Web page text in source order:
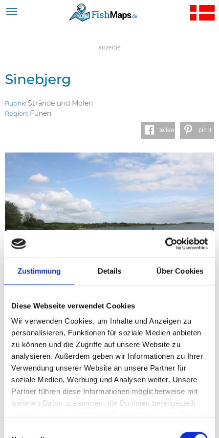
Zustimmung Details Über Cookies
Diese Webseite verwendet Cookies
Wir verwenden Cookies, um Inhalte und Anzeigen zu
personalisieren, Funktionen für soziale Medien anbieten
zu können und die Zugriffe auf unsere Website zu
analysieren. Außerdem geben wir Informationen zu Ihrer
Verwendung unserer Website an unsere Partner für
soziale Medien, Werbung und Analysen weiter. Unsere
Partner führen diese Informationen möglicherweise mit
weiteren Daten zusammen, die Du ihnen bereitgestellt
Jump to navigation
anzeige
Sinebjerg
Rubrik: Strände und Molen
Region: Fünen
teilen pin it
Hornhecht, Meerforelle
Interessanter Platz für Plattfischangler, die es etwas
gemütlicher mögen: Man parkt seinen Wagen in den
Ausbuchtungen des Sandweges, der entlang der Küste führt
und hat feinste Sandbänke in Wurfweite. Allerdings sollte
man schon ein etwas geübterer Werfer sein, wenn man hier
Erfolg haben will. Auf Meerforelle lohnt es vor allem im
Frühjahr, wenn die silbernen Torpedos ihre Ausflüge in